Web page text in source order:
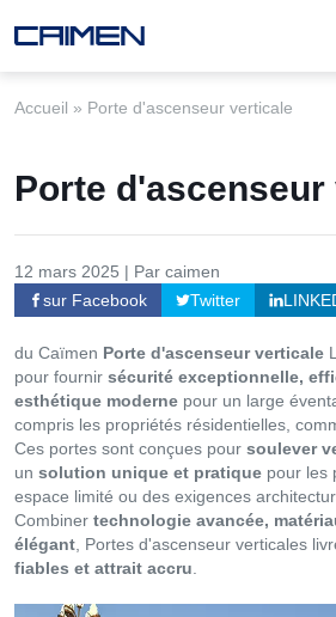
Accueil » Porte d'ascenseur verticale
Porte
12 mars 2025 | Par caimen
sur Facebook
Twitter
du Caïmen Porte d'ascenseur verticale
pour fournir sécurité exceptionnelle,
esthétique moderne pour un large
compris les propriétés résidentielles,
Ces portes sont conçues pour soulever
un solution unique et pratique pour les
espace limité ou des exigences
Combiner technologie avancée,
élégant , Portes d'ascenseur verticales
fiables et attrait accru